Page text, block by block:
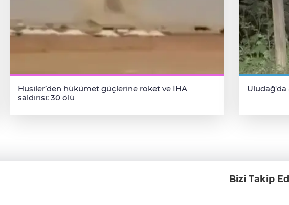
Husiler’den hükümet güçlerine roket ve İHA
saldırısı: 30 ölü
Uludağ'da
Bizi Takip